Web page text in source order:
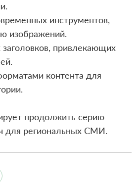
инструментов,
изображений.
привлекающих
контента для
продолжить серию
для региональных СМИ.